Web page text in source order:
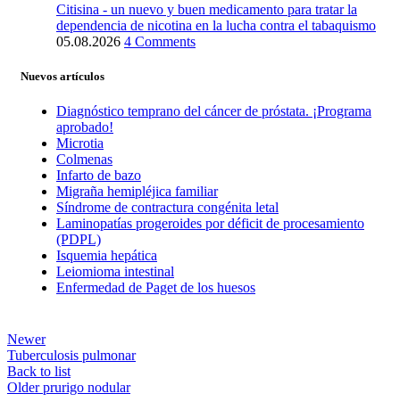
Citisina - un nuevo y buen medicamento para tratar la
dependencia de nicotina en la lucha contra el tabaquismo
05.08.2026 4 Comments
Nuevos artículos
Diagnóstico temprano del cáncer de próstata. ¡Programa
aprobado!
Microtia
Colmenas
Infarto de bazo
Migraña hemipléjica familiar
Síndrome de contractura congénita letal
Laminopatías progeroides por déficit de procesamiento
(PDPL)
Isquemia hepática
Leiomioma intestinal
Enfermedad de Paget de los huesos
Newer
Tuberculosis pulmonar
Back to list
Older prurigo nodular